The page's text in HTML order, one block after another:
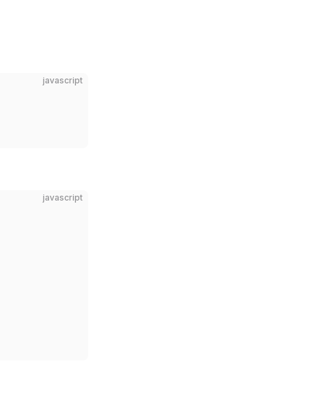
javascript
javascript